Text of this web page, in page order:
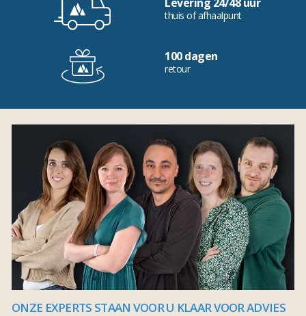
thuis of afhaalpunt
100 dagen
retour
ONZE EXPERTS STAAN VOOR U KLAAR VOOR ADVIES